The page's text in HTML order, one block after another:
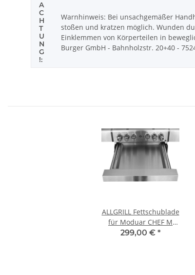
A
C
H
T
U
N
G
!:
Warnhinweis: Bei unsachgemäßer
stoßen und kratzen möglich. Wunden
Einklemmen von Körperteilen in
Burger GmbH - Bahnholzstr. 20+40 -
ALLGRILL Fettschublade
für Moduar CHEF M
und ALLROUNDER M
299,00 € *